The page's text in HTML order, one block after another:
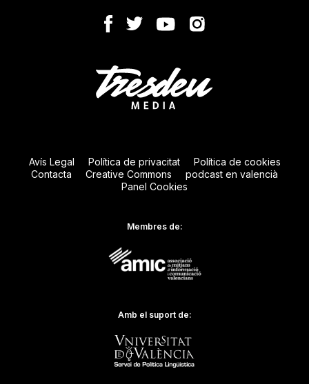
Avís Legal Política de privacitat
Política de cookies
Contacta
Creative Commons
podcast en valencià
Panel Cookies
Membres de:
Amb el suport de: